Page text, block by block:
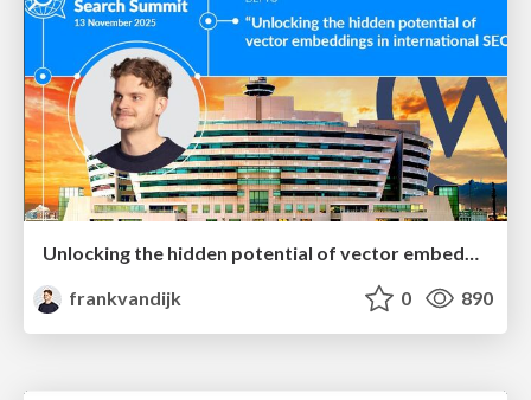
Unlocking the hidden potential of vector embeddings in international SEO
frankvandijk
0 890